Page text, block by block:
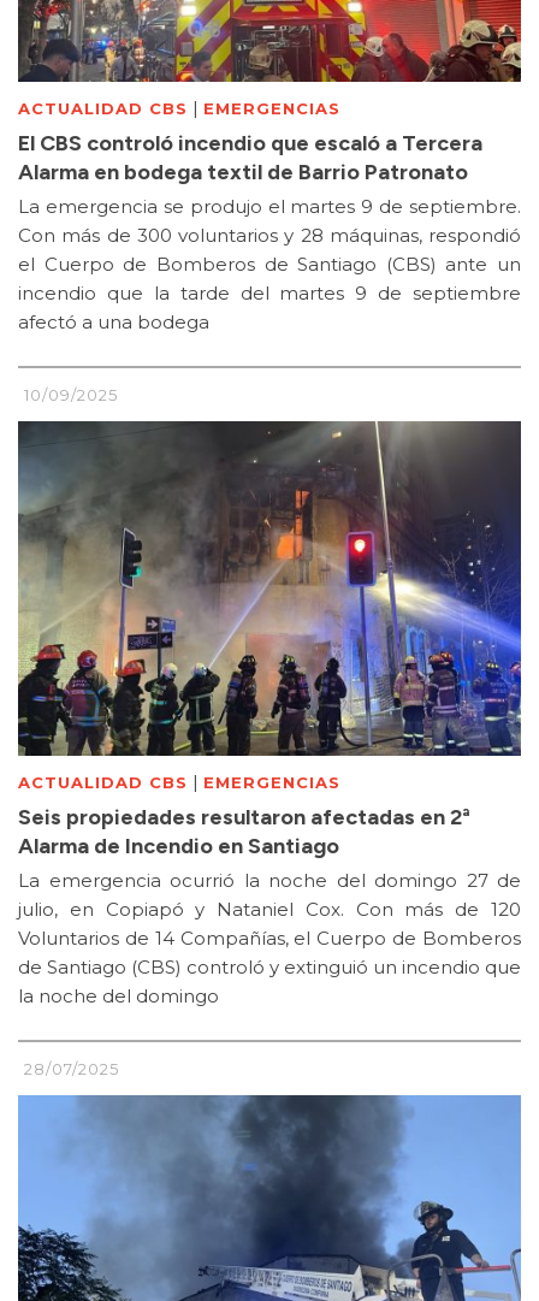
ACTUALIDAD CBS | EMERGENCIAS
El CBS controló incendio que escaló a Tercera
Alarma en bodega textil de Barrio Patronato
La emergencia se produjo el martes 9 de septiembre.
Con más de 300 voluntarios y 28 máquinas, respondió
el Cuerpo de Bomberos de Santiago (CBS) ante un
incendio que la tarde del martes 9 de septiembre
afectó a una bodega
10/09/2025
ACTUALIDAD CBS | EMERGENCIAS
Seis propiedades resultaron afectadas en 2ª
Alarma de Incendio en Santiago
La emergencia ocurrió la noche del domingo 27 de
julio, en Copiapó y Nataniel Cox. Con más de 120
Voluntarios de 14 Compañías, el Cuerpo de Bomberos
de Santiago (CBS) controló y extinguió un incendio que
la noche del domingo
28/07/2025